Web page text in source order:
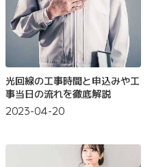
光回線の工事時間と申込みや工
事当日の流れを徹底解説
2023-04-20